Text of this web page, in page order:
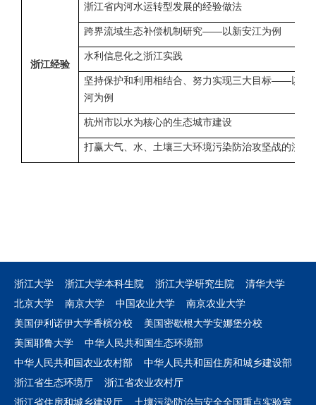
浙江经验
浙江省内河水运转型发展的经验做法
跨界流域生态补偿机制研究——以新安江为例
水利信息化之浙江实践
坚持保护和利用相结合、努力实现三大目标——以杭
河为例
杭州市以水为核心的生态城市建设
打赢大气、水、土壤三大环境污染防治攻坚战的浙江
浙江大学 浙江大学本科生院 浙江大学研究生院
清华大学
北京大学
南京大学 中国农业大学
南京农业大学
美国伊利诺伊大学香槟分校
美国密歇根大学安娜堡分校
美国耶鲁大学
中华人民共和国生态环境部
中华人民共和国农业农村部
中华人民共和国住房和城乡建设部
浙江省生态环境厅
浙江省农业农村厅
浙江省住房和城乡建设厅
土壤污染防治与安全全国重点实验室